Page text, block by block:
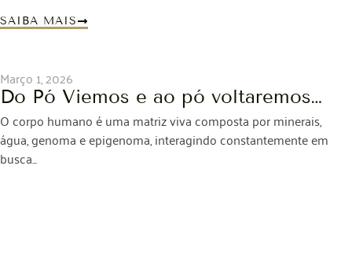
SAIBA MAIS
O corpo humano é uma matriz viva composta por minerais,
água, genoma e epigenoma, interagindo constantemente em
busca...
Do Pó Viemos e ao pó voltaremos…
Março 1, 2026